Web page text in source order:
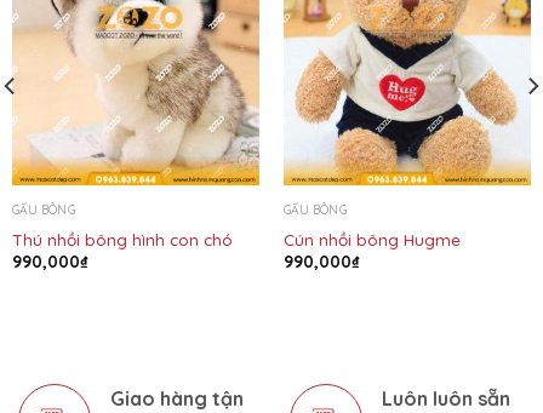
GẤU BÔNG
Thú nhồi bông hình con chó
990,000₫
GẤU BÔNG
Cún nhồi bông Hugme
990,000₫
Giao hàng tận
Luôn luôn sẵn